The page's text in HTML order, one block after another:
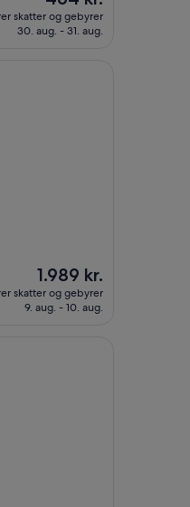
464 kr.
skatter og gebyrer
30. aug. - 31. aug.
Prisen
1.989 kr.
1.989 kr.
skatter og gebyrer
9. aug. - 10. aug.